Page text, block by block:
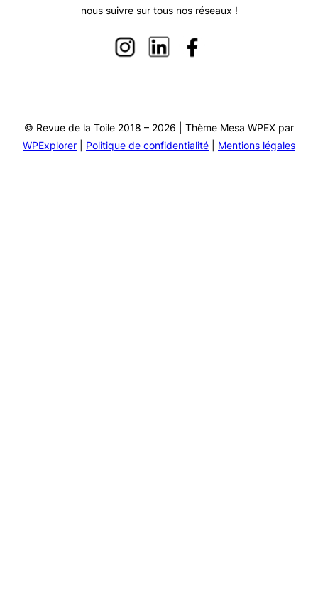
nous suivre sur tous nos réseaux !
© Revue de la Toile 2018 – 2026 | Thème Mesa WPEX par
WPExplorer
Politique de confidentialité Mentions légales